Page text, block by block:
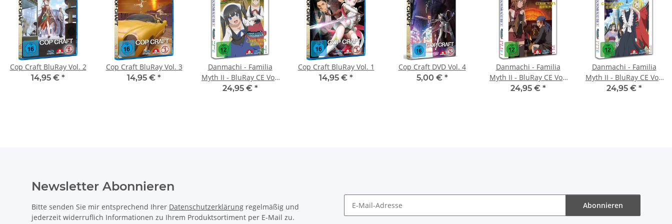
Cop Craft BluRay Vol. 2
14,95 € *
Cop Craft BluRay Vol. 3
14,95 € *
Danmachi - Familia
Myth II - BluRay CE Vol.
4
24,95 € *
Cop Craft BluRay Vol. 1
14,95 € *
Cop Craft DVD Vol. 4
5,00 € *
Danmachi - Familia
Myth II - BluRay CE Vol.
2
24,95 € *
Danmachi - Familia
Myth II - BluRay CE Vol.
3
24,95 € *
Newsletter Abonnieren
Bitte senden Sie mir entsprechend Ihrer Datenschutzerklärung regelmäßig und
jederzeit widerruflich Informationen zu Ihrem Produktsortiment per E-Mail zu.
Abonnieren